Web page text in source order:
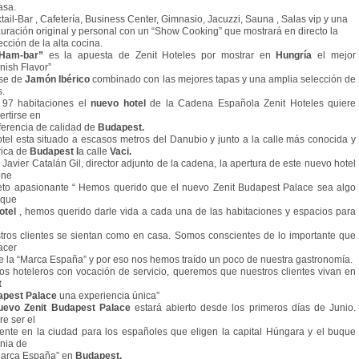
Bar , Cafetería, Business Center, Gimnasio, Jacuzzi, Sauna , Salas vip y una
original y personal con un “Show Cooking” que mostrará en directo la
de la alta cocina.
bar” es la apuesta de Zenit Hoteles por mostrar en Hungría el mejor
Flavor”
deJamón Ibérico combinado con las mejores tapas y una amplia selección de
habitaciones el nuevo hotel de la Cadena Española Zenit Hoteles quiere
en
de calidad de Budapest.
esta situado a escasos metros del Danubio y junto a la calle más conocida y
de Budapest l a calle Vaci.
Javier Catalán Gil, director adjunto de la cadena, la apertura de este nuevo hotel
apasionante “ Hemos querido que el nuevo Zenit Budapest Palace sea algo
, hemos querido darle vida a cada una de las habitaciones y espacios para
clientes se sientan como en casa. Somos conscientes de lo importante que
la “Marca España” y por eso nos hemos traído un poco de nuestra gastronomía.
hoteleros con vocación de servicio, queremos que nuestros clientes vivan en
Palace una experiencia única”
Zenit Budapest Palaceestará abierto desde los primeros días de Junio.
ser el
en la ciudad para los españoles que eligen la capital Húngara y el buque
de
España” en Budapest.